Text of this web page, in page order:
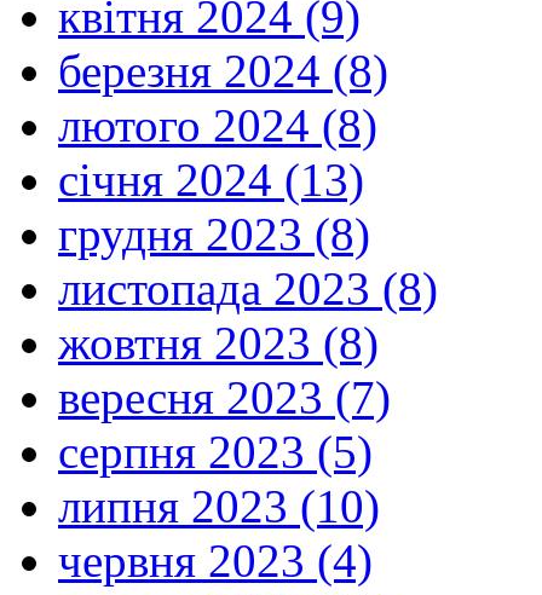
квітня 2024 (9)
березня 2024 (8)
лютого 2024 (8)
січня 2024 (13)
грудня 2023 (8)
листопада 2023 (8)
жовтня 2023 (8)
вересня 2023 (7)
серпня 2023 (5)
липня 2023 (10)
червня 2023 (4)